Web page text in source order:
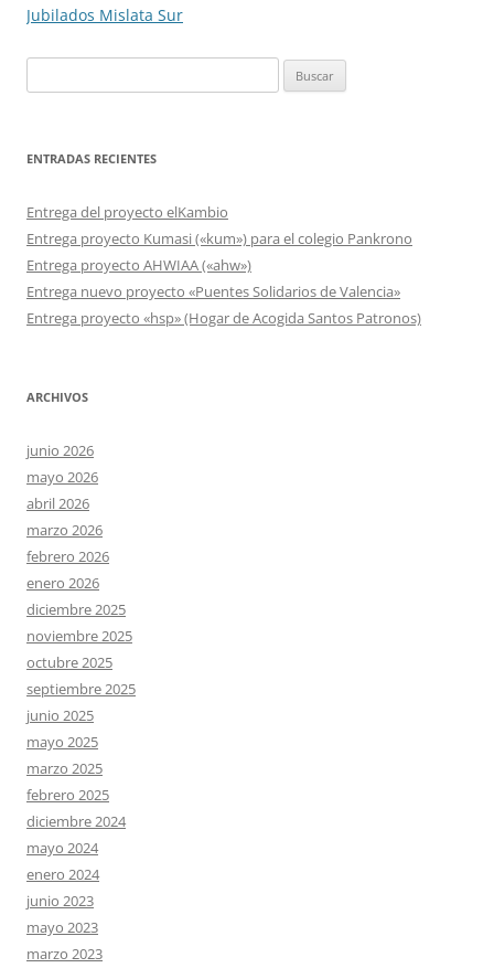
de
Jubilados Mislata Sur
ENTRADAS RECIENTES
Entrega del proyecto elKambio
Entrega proyecto Kumasi («kum») para el colegio Pankrono
Entrega proyecto AHWIAA («ahw»)
Entrega nuevo proyecto «Puentes Solidarios de Valencia»
Entrega proyecto «hsp» (Hogar de Acogida Santos Patronos)
ARCHIVOS
junio 2026
mayo 2026
abril 2026
marzo 2026
febrero 2026
enero 2026
diciembre 2025
noviembre 2025
octubre 2025
septiembre 2025
junio 2025
mayo 2025
marzo 2025
febrero 2025
diciembre 2024
mayo 2024
enero 2024
junio 2023
mayo 2023
marzo 2023